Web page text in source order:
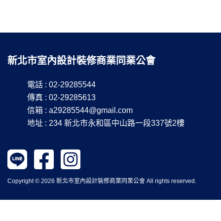
新北市室內設計裝修商業同業公會
電話 : 02-29285544
傳真 : 02-29285613
信箱 : a29285544@gmail.com
地址 : 234 新北市永和區中山路一段337號2樓
Copyright © 2026 新北市室內設計裝修商業同業公會 All rights reserved.